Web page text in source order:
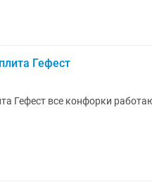
Гефест
Гефест все конфорки